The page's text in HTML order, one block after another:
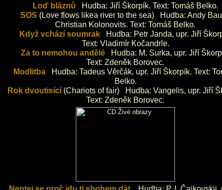
Loď bláznů Hudba: Jiří Škorpík. Text: Tomáš Belko.
SOS (Love flows likea river to the sea) Hudba: Andy
Christian Kolonovits. Text: Tomáš Belko.
Když vchází soumrakHudba: Petr Janda, upr. Jiří
Text: Vladimír Kočandrle.
Za to nemohou andělé Hudba: M. Surka, upr. Jiří
Text: Zdeněk Borovec.
Modlitba Hudba: Tadeus Věrčák, upr. Jiří Škorpík. Text:
Belko.
Rok dvoutisící(Chariots of fair) Hudba: Vangelis, upr. Jiří
Text: Zdeněk Borovec.